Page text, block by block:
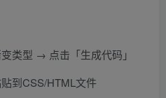
类型 → 点击「生成代码」
到CSS/HTML文件